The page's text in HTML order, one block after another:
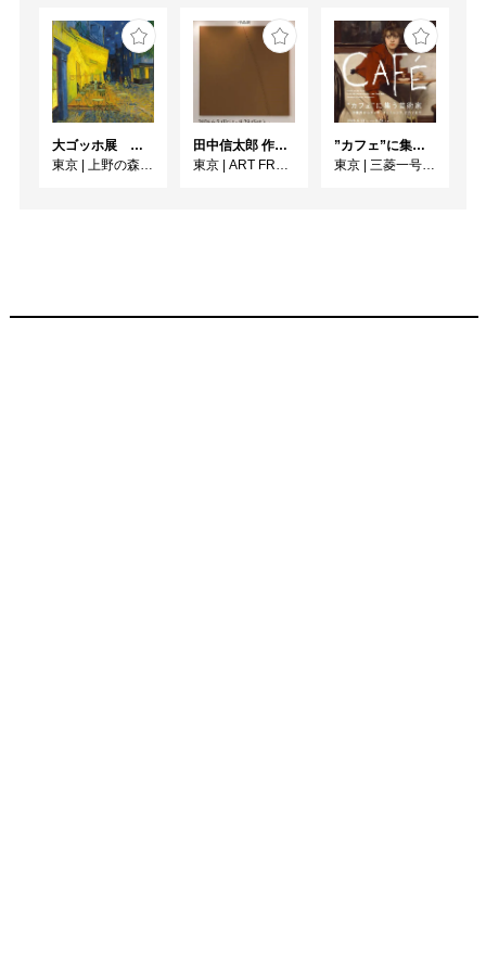
大ゴッホ展 夜のカフェテラス
東京 | 上野の森美術館
田中信太郎 作品展
東京 | ART FRONT GALLERY
”カフェ”に集う芸術家 ー印象派からゴッホ、ロートレック、ピカソまで
東京 | 三菱一号館美術館